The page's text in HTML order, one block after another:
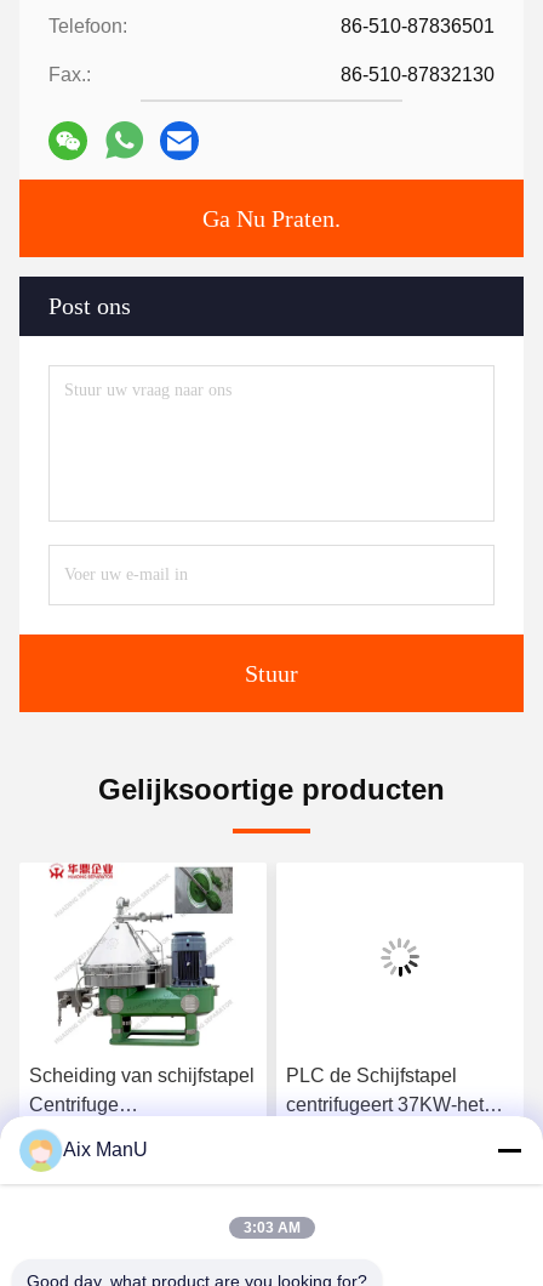
Telefoon: 86-510-87836501
Fax.: 86-510-87832130
Ga Nu Praten.
Post ons
Stuur
Gelijksoortige producten
Scheiding van schijfstapel
Centrifuge
stoffenscheiding
Ga Nu Praten.
PLC de Schijfstapel
centrifugeert 37KW-het
Ga Nu Praten.
Aix ManU
3:03 AM
Good day, what product are you looking for?